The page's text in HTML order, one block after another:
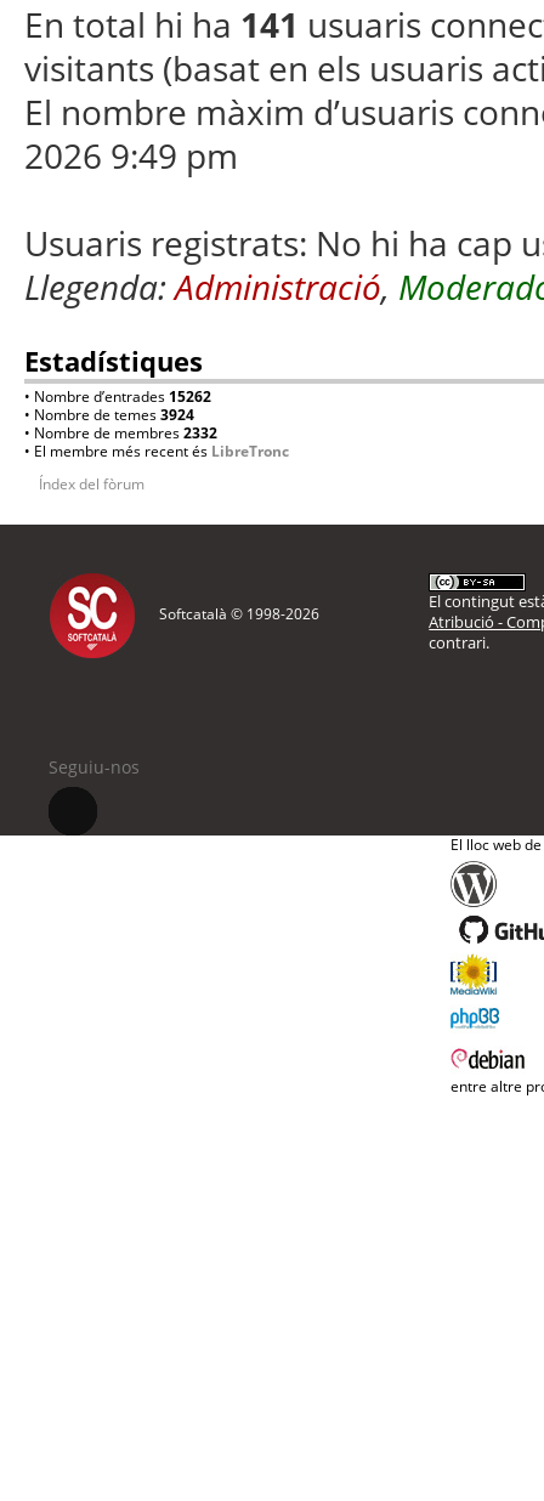
En total hi ha 141 usuaris
visitants (basat en els usuaris
El nombre màxim d’usuaris
2026 9:49 pm
Usuaris registrats: No hi ha cap
Llegenda:Administració,
Estadístiques
• Nombre d’entrades 15262
• Nombre de temes3924
• Nombre de membres2332
• El membre més recent és LibreTronc
Índex del fòrum
Softcatalà © 1998-2026
El contingut
Atribució -
contrari.
Seguiu-nos
El lloc web
entre altre